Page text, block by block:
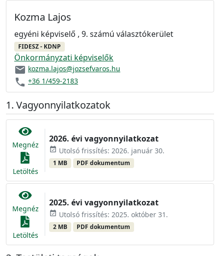
Kozma Lajos
egyéni képviselő , 9. számú választókerület
FIDESZ - KDNP
Önkormányzati képviselők
email kozma.lajos@jozsefvaros.hu
phone +36 1/459-2183
Vagyonnyilatkozatok
Megnéz
Letöltés
2026. évi vagyonnyilatkozat
event_available Utolsó frissítés: 2026. január 30.
1 MB PDF dokumentum
Megnéz
Letöltés
2025. évi vagyonnyilatkozat
event_available Utolsó frissítés: 2025. október 31.
2 MB PDF dokumentum